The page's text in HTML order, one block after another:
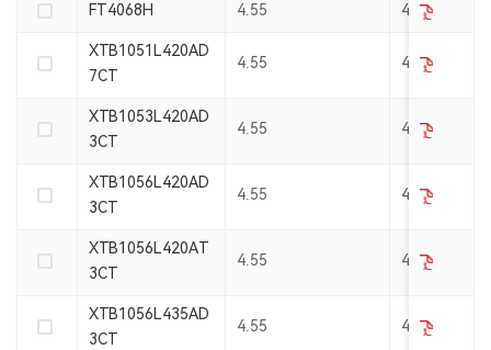
4.55 4.2
4.55 4.2
4.55 4.2
4.55 4.2
4.55 4.2
4.55 4.35
FT4068H
XTB1051L420AD
7CT
XTB1053L420AD
3CT
XTB1056L420AD
3CT
XTB1056L420AT
3CT
XTB1056L435AD
3CT